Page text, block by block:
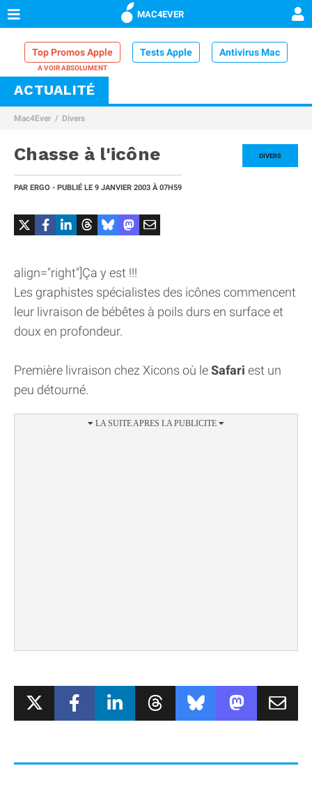
MAC4EVER
Top Promos Apple Tests Apple Antivirus Mac
VPN Mac
Comparatif iPhone
ACTUALITÉ
Mac4Ever Divers
DIVERS
Chasse à l'icône
PAR ERGO - PUBLIÉ LE 9 JANVIER 2003 À 07H59
align="right"]Ça y est !!!
Les graphistes spécialistes des icônes commencent
leur livraison de bébêtes à poils durs en surface et
doux en profondeur.
Première livraison chez Xicons où leSafari est un
peu détourné.